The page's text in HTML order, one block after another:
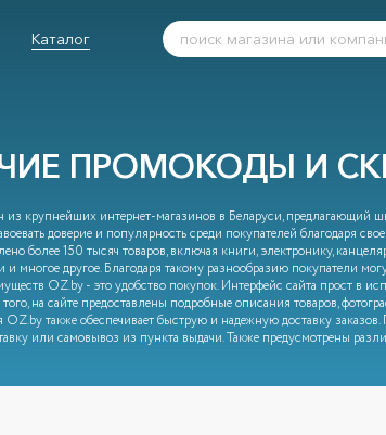
Каталог
ПРОМОКОДЫ И
из крупнейших интернет-магазинов в Беларуси, предлагающий
доверие и популярность среди покупателей благодаря
более 150 тысяч товаров, включая книги, электронику,
и многое другое. Благодаря такому разнообразию покупатели
OZ.by - это удобство покупок. Интерфейс сайта прост в
на сайте предоставлены подробные описания товаров,
также обеспечивает быструю и надежную доставку
или самовывоз из пункта выдачи. Также предусмотрены